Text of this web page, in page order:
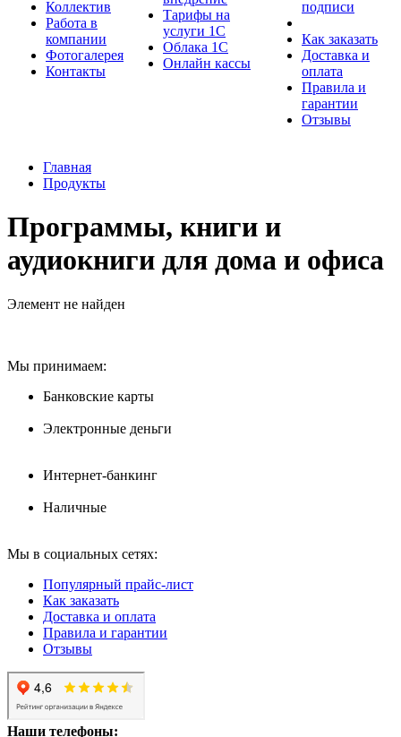
Коллектив
Работа в
компании
Фотогалерея
Контакты
Тарифы на
услуги 1С
Облака 1С
Онлайн кассы
подписи
Как заказать
Доставка и
оплата
Правила и
гарантии
Отзывы
Главная
Продукты
Программы, книги и
аудиокниги для дома и офиса
Элемент не найден
Мы принимаем:
Банковские карты
Электронные деньги
Интернет-банкинг
Наличные
Мы в социальных сетях:
Популярный прайс-лист
Как заказать
Доставка и оплата
Правила и гарантии
Отзывы
Наши телефоны: